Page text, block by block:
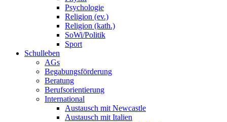
Psychologie
Religion (ev.)
Religion (kath.)
SoWi/Politik
Sport
Schulleben
AGs
Begabungsförderung
Beratung
Berufsorientierung
International
Austausch mit Newcastle
Austausch mit Italien